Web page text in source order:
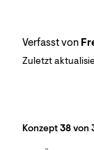
Verfasst von
Zuletzt
Konzept38von